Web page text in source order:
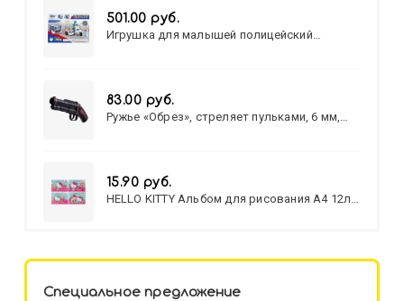
501.00 руб.
Игрушка для малышей полицейский
83.00 руб.
Ружье «Обрез», стреляет пульками, 6 мм,
15.90 руб.
HELLO KITTY Альбом для рисования А4 12л.
Специальное предложение